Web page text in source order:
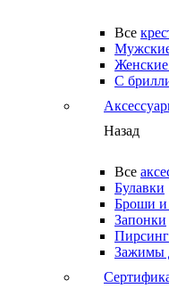
Все
Женские
С
Назад
Все
Булавки
Броши и
Запонки
Пирсинг
Зажимы